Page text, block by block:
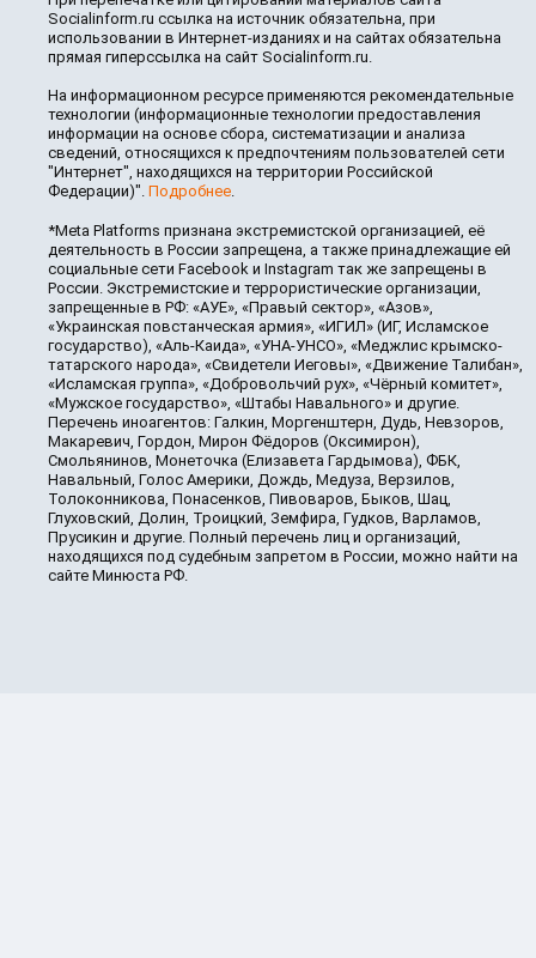
Socialinform.ru ссылка на источник обязательна, при
использовании в Интернет-изданиях и на сайтах обязательна
прямая гиперссылка на сайт Socialinform.ru.
На информационном ресурсе применяются рекомендательные
технологии (информационные технологии предоставления
информации на основе сбора, систематизации и анализа
сведений, относящихся к предпочтениям пользователей сети
"Интернет", находящихся на территории Российской
Федерации)". Подробнее.
*Meta Platforms признана экстремистской организацией, её
деятельность в России запрещена, а также принадлежащие ей
социальные сети Facebook и Instagram так же запрещены в
России. Экстремистские и террористические организации,
запрещенные в РФ: «АУЕ», «Правый сектор», «Азов»,
«Украинская повстанческая армия», «ИГИЛ» (ИГ, Исламское
государство), «Аль-Каида», «УНА-УНСО», «Меджлис крымско-
татарского народа», «Свидетели Иеговы», «Движение Талибан»,
«Исламская группа», «Добровольчий рух», «Чёрный комитет»,
«Мужское государство», «Штабы Навального» и другие.
Перечень иноагентов: Галкин, Моргенштерн, Дудь, Невзоров,
Макаревич, Гордон, Мирон Фёдоров (Оксимирон),
Смольянинов, Монеточка (Елизавета Гардымова), ФБК,
Навальный, Голос Америки, Дождь, Медуза, Верзилов,
Толоконникова, Понасенков, Пивоваров, Быков, Шац,
Глуховский, Долин, Троицкий, Земфира, Гудков, Варламов,
Прусикин и другие. Полный перечень лиц и организаций,
находящихся под судебным запретом в России, можно найти на
сайте Минюста РФ.